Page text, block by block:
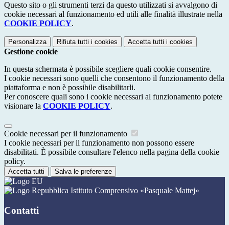
Questo sito o gli strumenti terzi da questo utilizzati si avvalgono di
cookie necessari al funzionamento ed utili alle finalità illustrate nella
COOKIE POLICY.
Personalizza Rifiuta tutti i cookies Accetta tutti i cookies
Gestione cookie
In questa schermata è possibile scegliere quali cookie consentire.
I cookie necessari sono quelli che consentono il funzionamento della
piattaforma e non è possibile disabilitarli.
Per conoscere quali sono i cookie necessari al funzionamento potete
visionare la COOKIE POLICY.
Cookie necessari per il funzionamento
I cookie necessari per il funzionamento non possono essere
disabilitati. È possibile consultare l'elenco nella pagina della cookie
policy.
Accetta tutti Salva le preferenze
Istituto Comprensivo «Pasquale Mattej»
Contatti